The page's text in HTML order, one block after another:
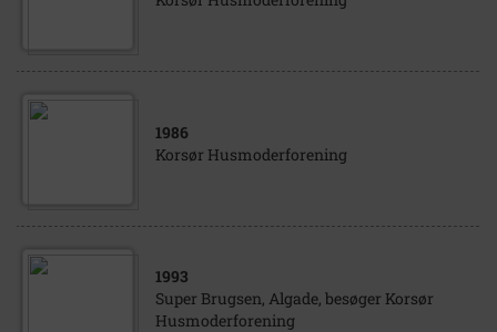
1986
Korsør Husmoderforening
1993
Super Brugsen, Algade, besøger Korsør
Husmoderforening